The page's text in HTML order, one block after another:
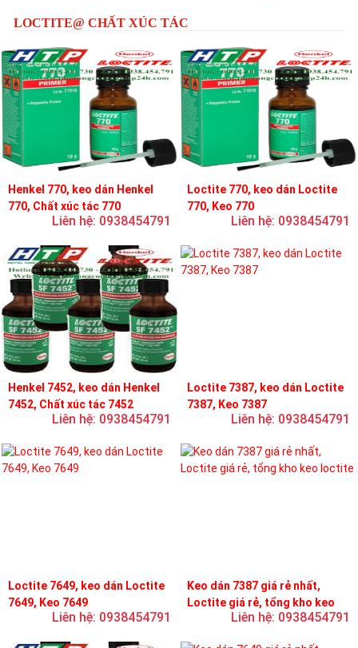
LOCTITE@ CHẤT XÚC TÁC
Henkel 770, keo dán Henkel
770, Chất xúc tác 770
Liên hệ: 0938454791
Loctite 770, keo dán Loctite
770, Keo 770
Liên hệ: 0938454791
Henkel 7452, keo dán Henkel
7452, Chất xúc tác 7452
Liên hệ: 0938454791
Loctite 7387, keo dán Loctite
7387, Keo 7387
Liên hệ: 0938454791
Loctite 7649, keo dán Loctite
7649, Keo 7649
Liên hệ: 0938454791
Keo dán 7387 giá rẻ nhất,
Loctite giá rẻ, tổng kho keo
Liên hệ: 0938454791